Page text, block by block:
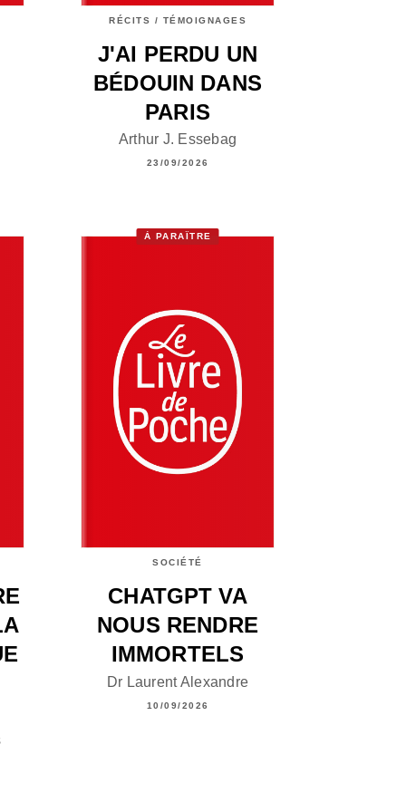
RÉCITS / TÉMOIGNAGES
J'AI PERDU UN
BÉDOUIN DANS
PARIS
Arthur J. Essebag
23/09/2026
À PARAÎTRE
SOCIÉTÉ
CHATGPT VA
NOUS RENDRE
IMMORTELS
Dr Laurent Alexandre
10/09/2026